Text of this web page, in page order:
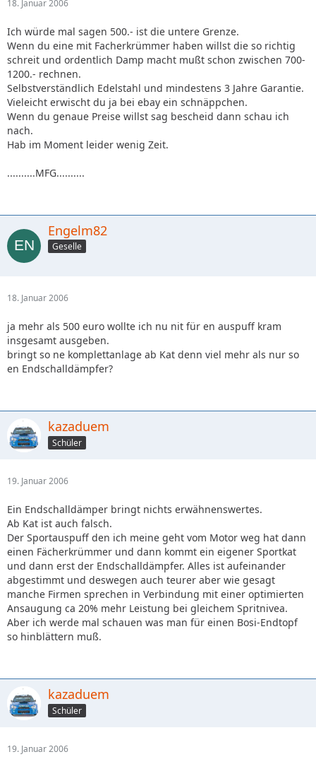
18. Januar 2006
Ich würde mal sagen 500.- ist die untere Grenze.
Wenn du eine mit Facherkrümmer haben willst die so richtig
schreit und ordentlich Damp macht mußt schon zwischen 700-
1200.- rechnen.
Selbstverständlich Edelstahl und mindestens 3 Jahre Garantie.
Vieleicht erwischt du ja bei ebay ein schnäppchen.
Wenn du genaue Preise willst sag bescheid dann schau ich
nach.
Hab im Moment leider wenig Zeit.
..........MFG..........
Engelm82
Geselle
18. Januar 2006
ja mehr als 500 euro wollte ich nu nit für en auspuff kram
insgesamt ausgeben.
bringt so ne komplettanlage ab Kat denn viel mehr als nur so
en Endschalldämpfer?
kazaduem
Schüler
19. Januar 2006
Ein Endschalldämper bringt nichts erwähnenswertes.
Ab Kat ist auch falsch.
Der Sportauspuff den ich meine geht vom Motor weg hat dann
einen Fächerkrümmer und dann kommt ein eigener Sportkat
und dann erst der Endschalldämpfer. Alles ist aufeinander
abgestimmt und deswegen auch teurer aber wie gesagt
manche Firmen sprechen in Verbindung mit einer optimierten
Ansaugung ca 20% mehr Leistung bei gleichem Spritnivea.
Aber ich werde mal schauen was man für einen Bosi-Endtopf
so hinblättern muß.
kazaduem
Schüler
19. Januar 2006